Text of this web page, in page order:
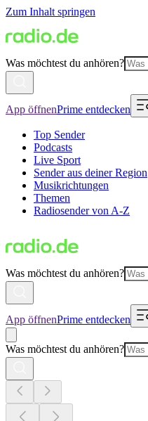
Zum Inhalt springen
Was möchtest du anhören?
App öffnenPrime entdecken
Top Sender
Podcasts
Live Sport
Sender aus deiner Region
Musikrichtungen
Themen
Radiosender von A-Z
Was möchtest du anhören?
App öffnenPrime entdecken
Was möchtest du anhören?